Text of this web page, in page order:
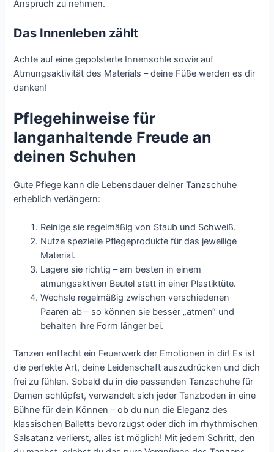
Anspruch zu nehmen.
Das Innenleben zählt
Achte auf eine gepolsterte Innensohle sowie auf
Atmungsaktivität des Materials – deine Füße werden es dir
danken!
Pflegehinweise für
langanhaltende Freude an
deinen Schuhen
Gute Pflege kann die Lebensdauer deiner Tanzschuhe
erheblich verlängern:
Reinige sie regelmäßig von Staub und Schweiß.
Nutze spezielle Pflegeprodukte für das jeweilige
Material.
Lagere sie richtig – am besten in einem
atmungsaktiven Beutel statt in einer Plastiktüte.
Wechsle regelmäßig zwischen verschiedenen
Paaren ab – so können sie besser „atmen“ und
behalten ihre Form länger bei.
Tanzen entfacht ein Feuerwerk der Emotionen in dir! Es ist
die perfekte Art, deine Leidenschaft auszudrücken und dich
frei zu fühlen. Sobald du in die passenden Tanzschuhe für
Damen schlüpfst, verwandelt sich jeder Tanzboden in eine
Bühne für dein Können – ob du nun die Eleganz des
klassischen Balletts bevorzugst oder dich im rhythmischen
Salsatanz verlierst, alles ist möglich! Mit jedem Schritt, den